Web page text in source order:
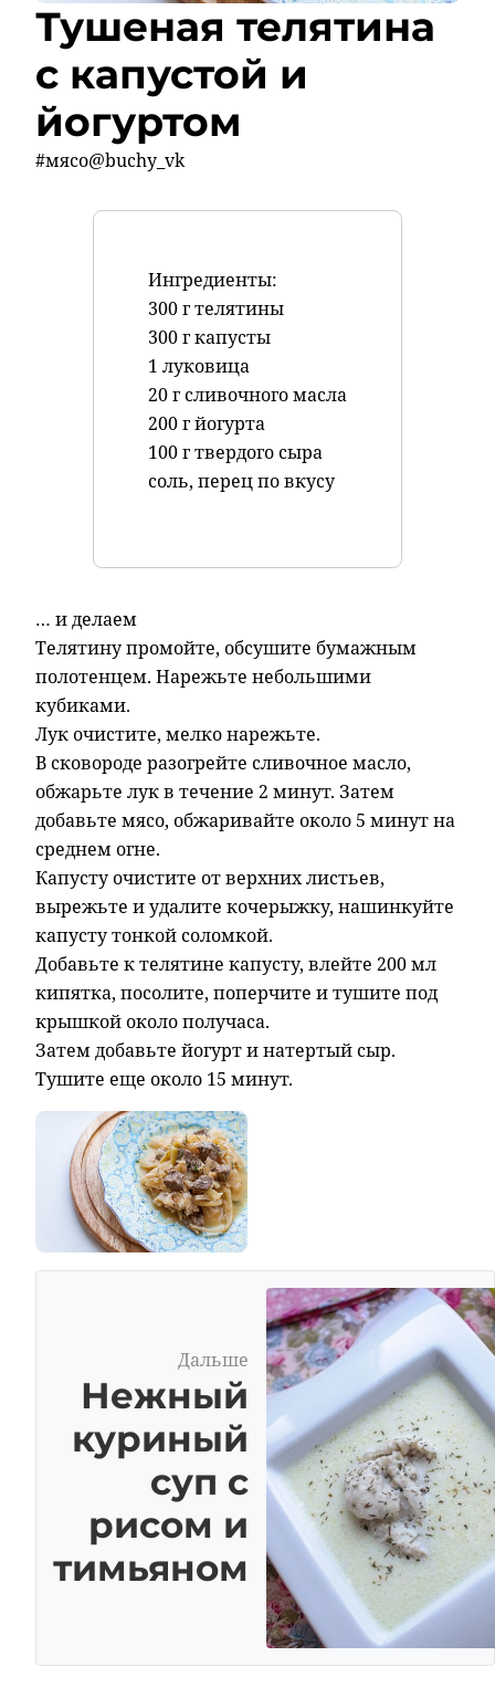
Тушеная телятина
с капустой и
йогуртом
#мясо@buchy_vk
Ингредиенты:
300 г телятины
300 г капусты
1 луковица
20 г сливочного масла
200 г йогурта
100 г твердого сыра
соль, перец по вкусу
… и делаем
Телятину промойте, обсушите бумажным
полотенцем. Нарежьте небольшими
кубиками.
Лук очистите, мелко нарежьте.
В сковороде разогрейте сливочное масло,
обжарьте лук в течение 2 минут. Затем
добавьте мясо, обжаривайте около 5 минут на
среднем огне.
Капусту очистите от верхних листьев,
вырежьте и удалите кочерыжку, нашинкуйте
капусту тонкой соломкой.
Добавьте к телятине капусту, влейте 200 мл
кипятка, посолите, поперчите и тушите под
крышкой около получаса.
Затем добавьте йогурт и натертый сыр.
Тушите еще около 15 минут.
Дальше
Нежный
куриный
суп с
рисом и
тимьяном